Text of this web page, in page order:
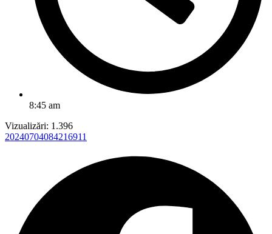
8:45 am
Vizualizări: 1.396
20240704084216911